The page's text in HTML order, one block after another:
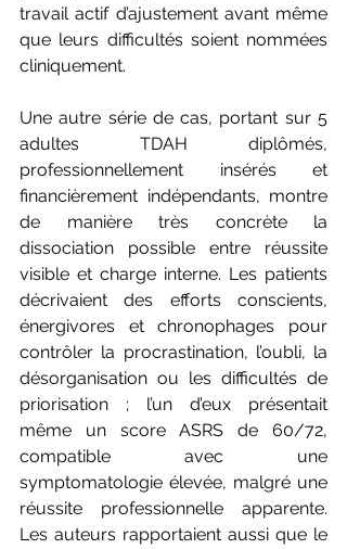
travail actif d’ajustement avant même
que leurs difficultés soient nommées
cliniquement.
Une autre série de cas, portant sur 5
adultes TDAH diplômés,
professionnellement insérés et
financièrement indépendants, montre
de manière très concrète la
dissociation possible entre réussite
visible et charge interne. Les patients
décrivaient des efforts conscients,
énergivores et chronophages pour
contrôler la procrastination, l’oubli, la
désorganisation ou les difficultés de
priorisation ; l’un d’eux présentait
même un score ASRS de 60/72,
compatible avec une
symptomatologie élevée, malgré une
réussite professionnelle apparente.
Les auteurs rapportaient aussi que le